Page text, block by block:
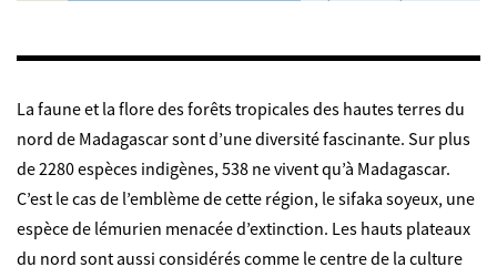
La faune et la flore des forêts tropicales des hautes terres du
nord de Madagascar sont d’une diversité fascinante. Sur plus
de 2280 espèces indigènes, 538 ne vivent qu’à Madagascar.
C’est le cas de l’emblème de cette région, le sifaka soyeux, une
espèce de lémurien menacée d’extinction. Les hauts plateaux
du nord sont aussi considérés comme le centre de la culture